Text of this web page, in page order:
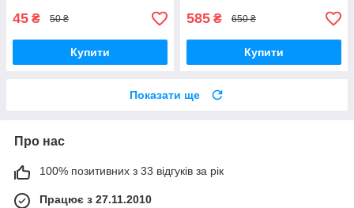
45 ₴ 50 ₴
Купити
585 ₴ 650 ₴
Купити
Показати ще
Про нас
100% позитивних з 33 відгуків за рік
Працює з 27.11.2010